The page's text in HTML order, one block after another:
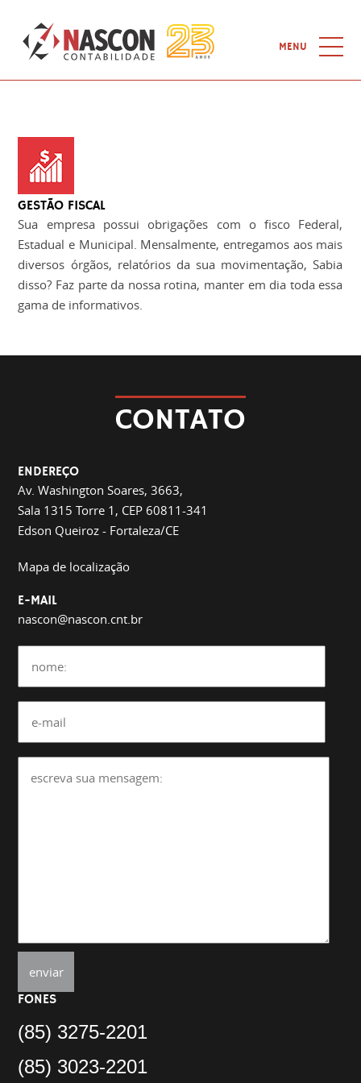
MENU
QUEM SOMOS
SERVIÇOS
LINKS
SERVIÇOS
GESTÃO FISCAL
Sua empresa possui obrigações com o fisco Federal,
Estadual e Municipal. Mensalmente, entregamos aos mais
diversos órgãos, relatórios da sua movimentação, Sabia
disso? Faz parte da nossa rotina, manter em dia toda essa
gama de informativos.
CONTATO
ENDEREÇO
Av. Washington Soares, 3663,
Sala 1315 Torre 1, CEP 60811-341
Edson Queiroz - Fortaleza/CE
Mapa de localização
E-MAIL
nascon@nascon.cnt.br
FONES
(85) 3275-2201
(85) 3023-2201